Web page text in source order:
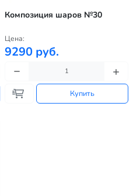
Композиция шаров №30
Цена:
9290 руб.
Купить